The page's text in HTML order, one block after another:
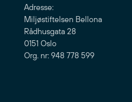
Adresse:
Miljøstiftelsen Bellona
Rådhusgata 28
0151 Oslo
Org. nr: 948 778 599